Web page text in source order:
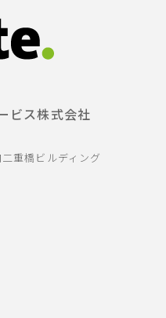
ビス株式会社
重橋ビルディング